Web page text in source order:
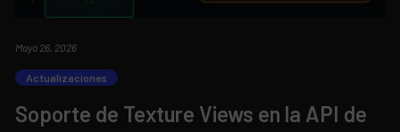
Mayo 26, 2026
Actualizaciones
Soporte de Texture Views en la API de